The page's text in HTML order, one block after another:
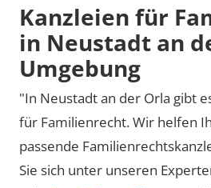
Kanzleien für
in Neustadt an
Umgebung
"In Neustadt an der Orla gibt
für Familienrecht. Wir helfen
passende
Sie sich unter unseren